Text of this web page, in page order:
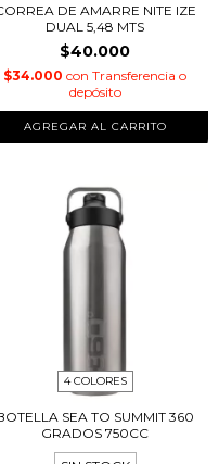
DE AMARRE NITE IZE
DUAL 5,48 MTS
$40.000
$34.000 con Transferencia o
depósito
4 COLORES
SEA TO SUMMIT 360
GRADOS 750CC